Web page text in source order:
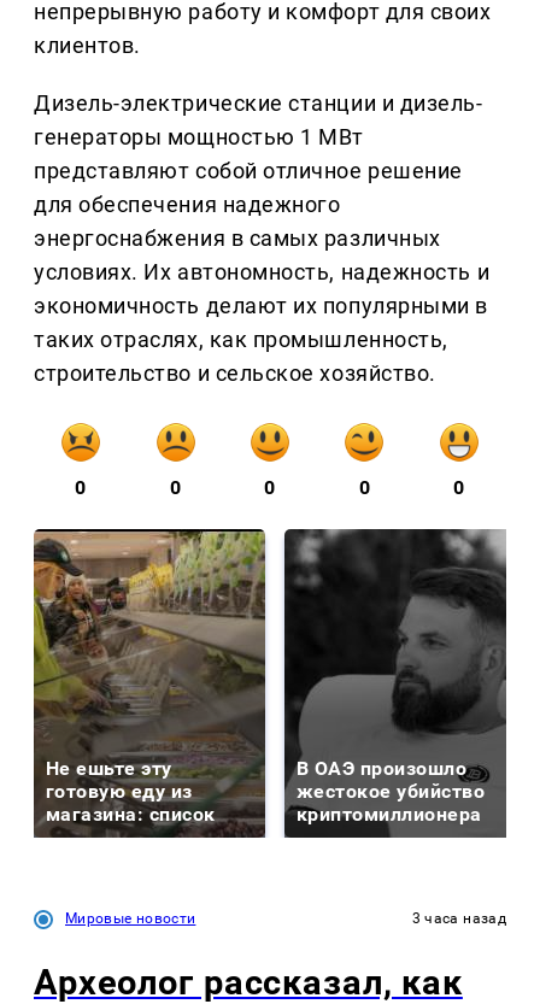
непрерывную работу и комфорт для своих
клиентов.
Дизель-электрические станции и дизель-
генераторы мощностью 1 МВт
представляют собой отличное решение
для обеспечения надежного
энергоснабжения в самых различных
условиях. Их автономность, надежность и
экономичность делают их популярными в
таких отраслях, как промышленность,
строительство и сельское хозяйство.
0 0 0 0 0
Не ешьте эту
готовую еду из
магазина: список
В ОАЭ произошло
жестокое убийство
криптомиллионера
Мировые новости 3 часа назад
Археолог рассказал, как